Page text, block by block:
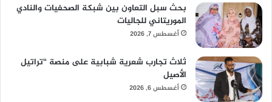
بحث سبل التعاون بين شبكة الصحفيات والنادي
الموريتاني للجاليات
أغسطس 7, 2026
ثلاث تجارب شعرية شبابية على منصة “تراتيل
الأصيل
أغسطس 6, 2026